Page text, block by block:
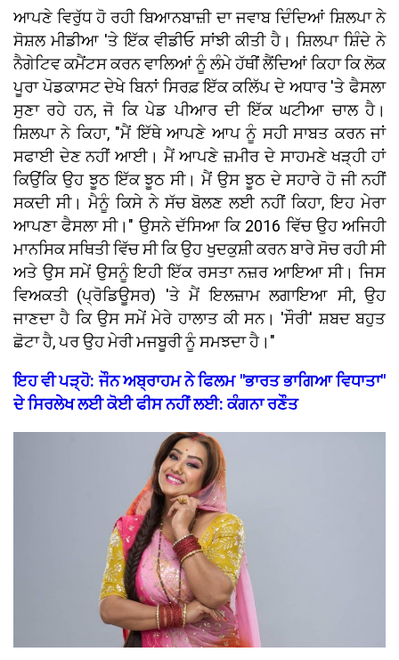
ਆਪਣੇ ਵਿਰੁੱਧ ਹੋ ਰਹੀ ਬਿਆਨਬਾਜ਼ੀ ਦਾ ਜਵਾਬ ਦਿੰਦਿਆਂ ਸ਼ਿਲਪਾ ਨੇ
ਸੋਸ਼ਲ ਮੀਡੀਆ 'ਤੇ ਇੱਕ ਵੀਡੀਓ ਸਾਂਝੀ ਕੀਤੀ ਹੈ। ਸ਼ਿਲਪਾ ਸ਼ਿੰਦੇ ਨੇ
ਨੈਗੇਟਿਵ ਕਮੈਂਟਸ ਕਰਨ ਵਾਲਿਆਂ ਨੂੰ ਲੰਮੇ ਹੱਥੀਂ ਲੈਂਦਿਆਂ ਕਿਹਾ ਕਿ ਲੋਕ
ਪੂਰਾ ਪੋਡਕਾਸਟ ਦੇਖੇ ਬਿਨਾਂ ਸਿਰਫ਼ ਇੱਕ ਕਲਿੱਪ ਦੇ ਅਧਾਰ 'ਤੇ ਫੈਸਲਾ
ਸੁਣਾ ਰਹੇ ਹਨ, ਜੋ ਕਿ ਪੇਡ ਪੀਆਰ ਦੀ ਇੱਕ ਘਟੀਆ ਚਾਲ ਹੈ।
ਸ਼ਿਲਪਾ ਨੇ ਕਿਹਾ, "ਮੈਂ ਇੱਥੇ ਆਪਣੇ ਆਪ ਨੂੰ ਸਹੀ ਸਾਬਤ ਕਰਨ ਜਾਂ
ਸਫਾਈ ਦੇਣ ਨਹੀਂ ਆਈ। ਮੈਂ ਆਪਣੇ ਜ਼ਮੀਰ ਦੇ ਸਾਹਮਣੇ ਖੜ੍ਹੀ ਹਾਂ
ਕਿਉਂਕਿ ਉਹ ਝੂਠ ਇੱਕ ਝੂਠ ਸੀ। ਮੈਂ ਉਸ ਝੂਠ ਦੇ ਸਹਾਰੇ ਹੋ ਜੀ ਨਹੀਂ
ਸਕਦੀ ਸੀ। ਮੈਨੂੰ ਕਿਸੇ ਨੇ ਸੱਚ ਬੋਲਣ ਲਈ ਨਹੀਂ ਕਿਹਾ, ਇਹ ਮੇਰਾ
ਆਪਣਾ ਫੈਸਲਾ ਸੀ।" ਉਸਨੇ ਦੱਸਿਆ ਕਿ 2016 ਵਿੱਚ ਉਹ ਅਜਿਹੀ
ਮਾਨਸਿਕ ਸਥਿਤੀ ਵਿੱਚ ਸੀ ਕਿ ਉਹ ਖੁਦਕੁਸ਼ੀ ਕਰਨ ਬਾਰੇ ਸੋਚ ਰਹੀ ਸੀ
ਅਤੇ ਉਸ ਸਮੇਂ ਉਸਨੂੰ ਇਹੀ ਇੱਕ ਰਸਤਾ ਨਜ਼ਰ ਆਇਆ ਸੀ। ਜਿਸ
ਵਿਅਕਤੀ (ਪ੍ਰੋਡਿਊਸਰ) 'ਤੇ ਮੈਂ ਇਲਜ਼ਾਮ ਲਗਾਇਆ ਸੀ, ਉਹ
ਜਾਣਦਾ ਹੈ ਕਿ ਉਸ ਸਮੇਂ ਮੇਰੇ ਹਾਲਾਤ ਕੀ ਸਨ। 'ਸੌਰੀ' ਸ਼ਬਦ ਬਹੁਤ
ਛੋਟਾ ਹੈ, ਪਰ ਉਹ ਮੇਰੀ ਮਜਬੂਰੀ ਨੂੰ ਸਮਝਦਾ ਹੈ।"
ਇਹ ਵੀ ਪੜ੍ਹੋ: ਜੌਨ ਅਬ੍ਰਾਹਮ ਨੇ ਫਿਲਮ "ਭਾਰਤ ਭਾਗਿਆ ਵਿਧਾਤਾ"
ਦੇ ਸਿਰਲੇਖ ਲਈ ਕੋਈ ਫੀਸ ਨਹੀਂ ਲਈ: ਕੰਗਨਾ ਰਣੌਤ